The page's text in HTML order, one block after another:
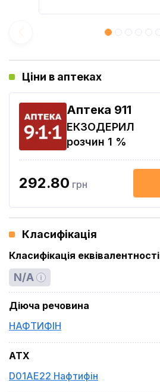
Ціни в аптеках
Aптека 911
ЕКЗОДЕРИЛ
розчин 1 %
292.80 грн
Класифікація
Класифікація еквівалентності
N/A
Діюча речовина
НАФТИФІН
ATX
D01AE22 Нафтифін